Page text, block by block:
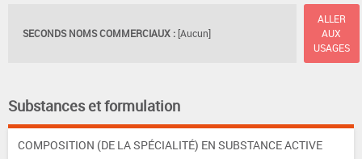
SECONDS NOMS COMMERCIAUX : [Aucun]
ALLER
AUX
USAGES
Substances et formulation
COMPOSITION (DE LA SPÉCIALITÉ) EN SUBSTANCE ACTIVE